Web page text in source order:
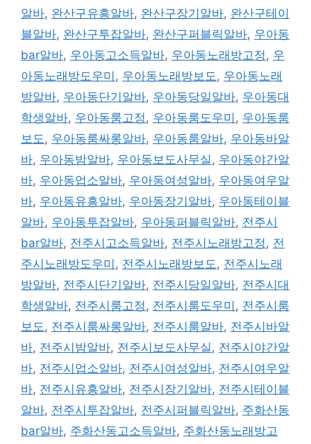
알바, 완산구유흥알바, 완산구장기알바, 완산구테이
블알바, 완산구투잡알바, 완산구퍼블릭알바, 우아동
bar알바, 우아동고소득알바, 우아동노래방고정, 우
아동노래방도우미 , 우아동노래방보도, 우아동노래
방알바, 우아동단기알바, 우아동당일알바, 우아동대
학생알바, 우아동룸고정, 우아동룸도우미 , 우아동룸
보도, 우아동룸싸롱알바, 우아동룸알바, 우아동바알
바, 우아동밤알바, 우아동보도사무실, 우아동야간알
바, 우아동업소알바, 우아동여성알바, 우아동여우알
바, 우아동유흥알바, 우아동장기알바, 우아동테이블
알바, 우아동투잡알바, 우아동퍼블릭알바, 전주시
bar알바, 전주시고소득알바, 전주시노래방고정, 전
주시노래방도우미 , 전주시노래방보도, 전주시노래
방알바, 전주시단기알바, 전주시당일알바, 전주시대
학생알바, 전주시룸고정, 전주시룸도우미 , 전주시룸
보도, 전주시룸싸롱알바, 전주시룸알바, 전주시바알
바, 전주시밤알바, 전주시보도사무실, 전주시야간알
바, 전주시업소알바, 전주시여성알바, 전주시여우알
바, 전주시유흥알바, 전주시장기알바, 전주시테이블
알바, 전주시투잡알바, 전주시퍼블릭알바, 주화산동
bar알바, 주화산동고소득알바, 주화산동노래방고